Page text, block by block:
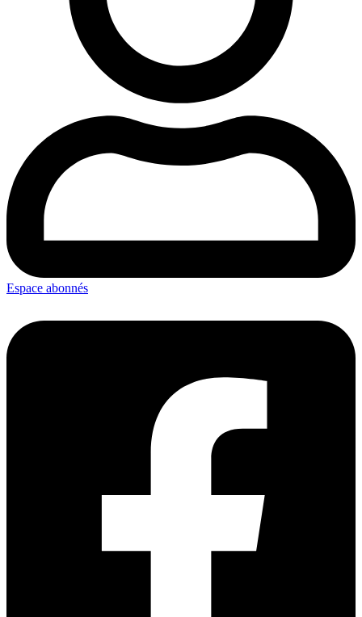
Espace abonnés